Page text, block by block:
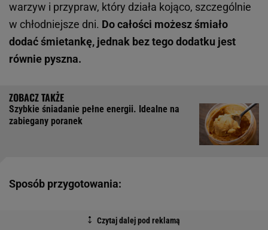
warzyw i przypraw, który działa kojąco, szczególnie
w chłodniejsze dni. Do całości możesz śmiało
dodać śmietankę, jednak bez tego dodatku jest
równie pyszna.
Szybkie śniadanie pełne energii. Idealne na
zabiegany poranek
Sposób przygotowania: